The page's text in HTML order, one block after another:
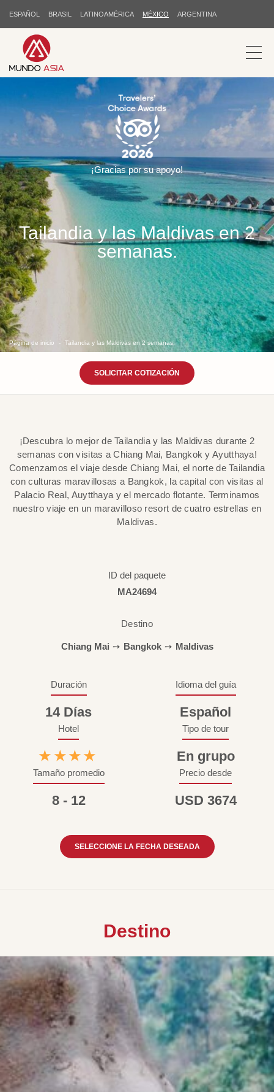
ESPAÑOL BRASIL LATINOAMÉRICA MÉXICO ARGENTINA
Tailandia y las Maldivas en 2
semanas.
Página de inicio Tailandia y las Maldivas en 2 semanas.
¡Gracias por su apoyo!
SOLICITAR COTIZACIÓN
¡Descubra lo mejor de Tailandia y las Maldivas durante 2
semanas con visitas a Chiang Mai, Bangkok y Ayutthaya!
Comenzamos el viaje desde Chiang Mai, el norte de Tailandia
con culturas maravillosas a Bangkok, la capital con visitas al
Palacio Real, Auytthaya y el mercado flotante. Terminamos
nuestro viaje en un maravilloso resort de cuatro estrellas en
Maldivas.
ID del paquete
MA24694
Destino
Chiang Mai ➙ Bangkok ➙ Maldivas
Duración
14 Días
Idioma del guía
Español
Hotel
★★★★
Tipo de tour
En grupo
Tamaño promedio
8 - 12
Precio desde
USD 3674
SELECCIONE LA FECHA DESEADA
Destino